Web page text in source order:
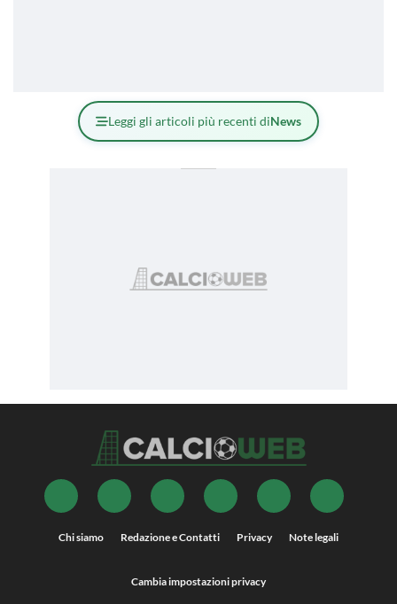
Leggi gli articoli più recenti diNews
Chi siamo Redazione e Contatti Privacy Note legali
Cambia impostazioni privacy